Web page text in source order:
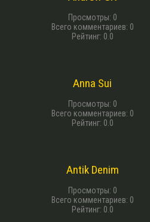
Просмотры: 0
Всего комментариев: 0
Рейтинг: 0.0
Anna Sui
Просмотры: 0
Всего комментариев: 0
Рейтинг: 0.0
Antik Denim
Просмотры: 0
Всего комментариев: 0
Рейтинг: 0.0